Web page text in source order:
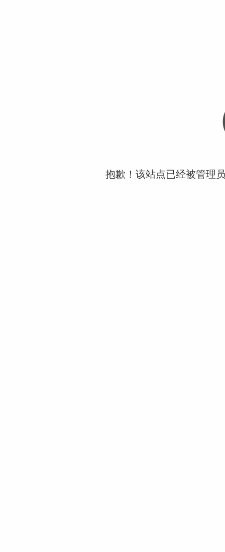
抱歉！该站点已经被管理